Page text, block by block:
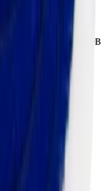
абразивов
и